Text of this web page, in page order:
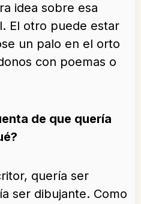
idea sobre esa
El otro puede estar
un palo en el orto
con poemas o
de que quería
quería ser
ser dibujante. Como